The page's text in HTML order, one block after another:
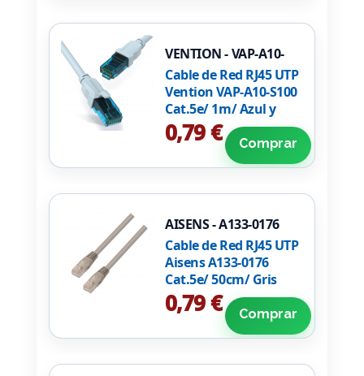
VENTION - VAP-A10-
S100
Cable de Red RJ45 UTP
Vention VAP-A10-S100
Cat.5e/ 1m/ Azul y
Negro
0,79 € Comprar
AISENS - A133-0176
Cable de Red RJ45 UTP
Aisens A133-0176
Cat.5e/ 50cm/ Gris
0,79 € Comprar